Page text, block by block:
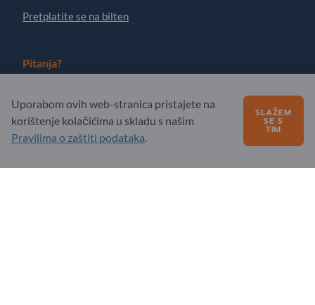
Pretplatite se na bilten
Pitanja?
Naša ponuda usluga
O nama
Poruka za Exportpages
Uporabom ovih web-stranica pristajete na
korištenje kolačićima u skladu s našim
Pravilima o zaštiti podataka.
SLAŽEM
SE S
TIM